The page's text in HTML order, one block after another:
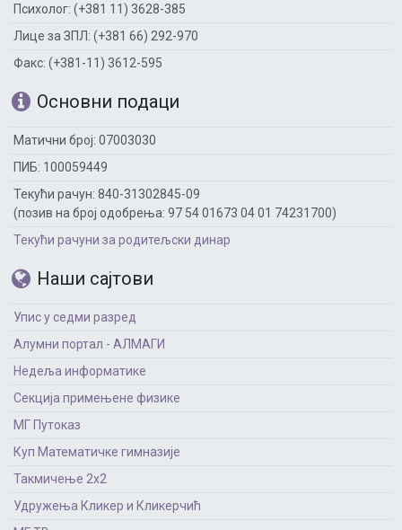
Психолог: (+381 11) 3628-385
Лице за ЗПЛ: (+381 66) 292-970
Факс: (+381-11) 3612-595
Основни подаци
Матични број: 07003030
ПИБ: 100059449
Текући рачун: 840-31302845-09
(позив на број одобрења: 97 54 01673 04 01 74231700)
Текући рачуни за родитељски динар
Наши сајтови
Упис у седми разред
Алумни портал - АЛМАГИ
Недеља информатике
Секција примењене физике
МГ Путоказ
Куп Математичке гимназије
Такмичење 2х2
Удружења Кликер и Кликерчић